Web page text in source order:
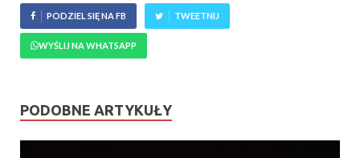
PODZIEL SIĘ NA FB TWEETNIJ
WYŚLIJ NA WHATSAPP
PODOBNE ARTYKUŁY